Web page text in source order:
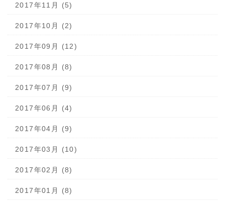
2017年11月 (5)
2017年10月 (2)
2017年09月 (12)
2017年08月 (8)
2017年07月 (9)
2017年06月 (4)
2017年04月 (9)
2017年03月 (10)
2017年02月 (8)
2017年01月 (8)